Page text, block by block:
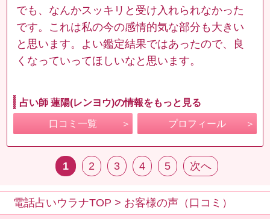
でも、なんかスッキリと受け入れられなかった
です。これは私の今の感情的気な部分も大きい
と思います。よい鑑定結果ではあったので、良
くなっていってほしいなと思います。
占い師 蓮陽(レンヨウ)の情報をもっと見る
口コミ一覧 プロフィール
1 2 3 4 5 次へ
電話占いウラナTOP > お客様の声（口コミ）